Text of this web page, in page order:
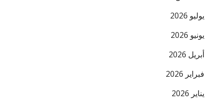
يوليو 2026
يونيو 2026
أبريل 2026
فبراير 2026
يناير 2026